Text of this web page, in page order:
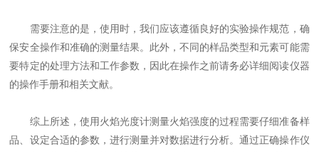
需要注意的是，使用时，我们应该遵循良好的实验操作规范，确
保安全操作和准确的测量结果。此外，不同的样品类型和元素可能需
要特定的处理方法和工作参数，因此在操作之前请务必详细阅读仪器
的操作手册和相关文献。
综上所述，使用火焰光度计测量火焰强度的过程需要仔细准备样
品、设定合适的参数，进行测量并对数据进行分析。通过正确操作仪